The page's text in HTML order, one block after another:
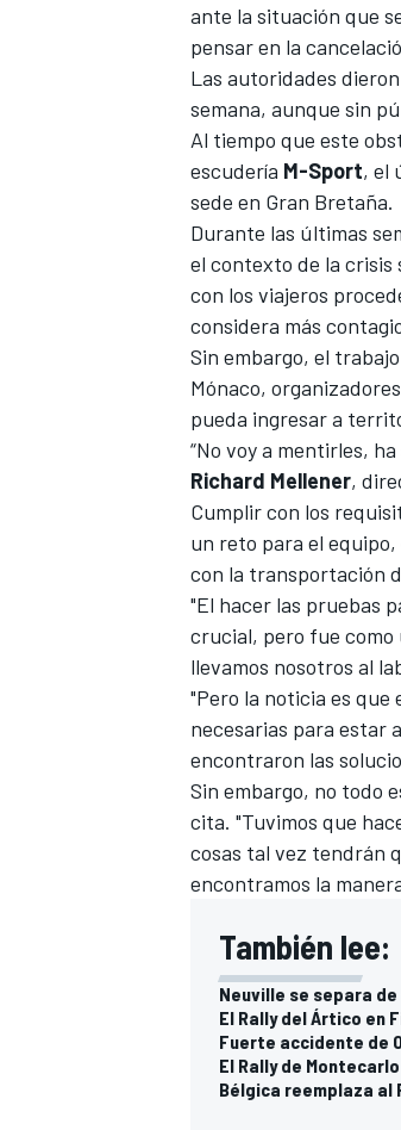
ante la situación que
pensar en la
Las autoridades
semana, aunque sin
Al tiempo que este
escudería M-Sport, el
sede en Gran Bretaña.
Durante las últimas
el contexto de la crisis
con los viajeros
considera más
Sin embargo, el
Mónaco,
pueda ingresar a
“No voy a mentirles,
Richard Mellener,
Cumplir con los
un reto para el
con la transportación
"El hacer las pruebas
crucial, pero fue como
llevamos nosotros al
"Pero la noticia es que
necesarias para estar
encontraron las
Sin embargo, no todo
cita. "Tuvimos que
cosas tal vez tendrán
encontramos la
También lee:
Neuville se separa
El Rally del Ártico en
Fuerte accidente de
El Rally de
Bélgica reemplaza al